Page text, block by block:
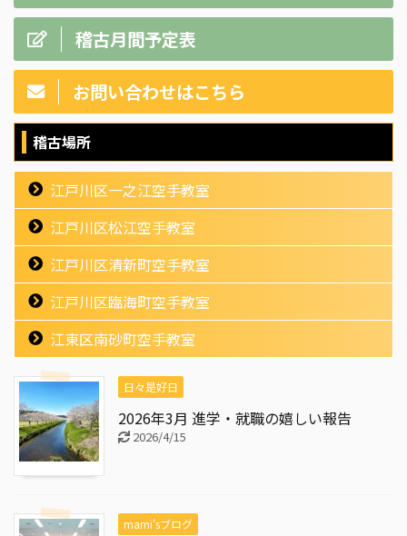
稽古月間予定表
お問い合わせはこちら
稽古場所
江戸川区一之江空手教室
江戸川区松江空手教室
江戸川区清新町空手教室
江戸川区臨海町空手教室
江東区南砂町空手教室
日々是好日
2026年3月 進学・就職の嬉しい報告
2026/4/15
mami'sブログ